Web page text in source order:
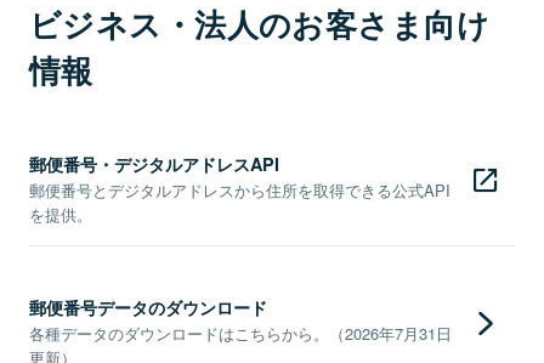
ビジネス・法人のお客さま向け
情報
郵便番号・デジタルアドレスAPI
郵便番号とデジタルアドレスから住所を取得できる公式API
を提供。
郵便番号データのダウンロード
各種データのダウンロードはこちらから。（2026年7月31日
更新）